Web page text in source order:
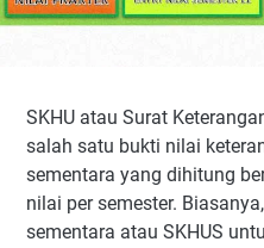
SKHU atau Surat
salah satu bukti nilai
sementara yang dihitung
nilai per semester.
sementara atau SKHUS